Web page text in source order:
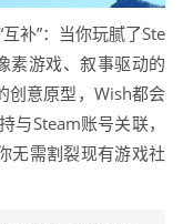
补”：当你玩腻了Ste
素游戏、叙事驱动的
创意原型，Wish都会
与Steam账号关联，
无需割裂现有游戏社